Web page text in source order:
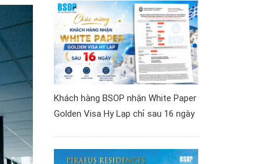
Khách hàng BSOP nhận White Paper
Golden Visa Hy Lạp chỉ sau 16 ngày